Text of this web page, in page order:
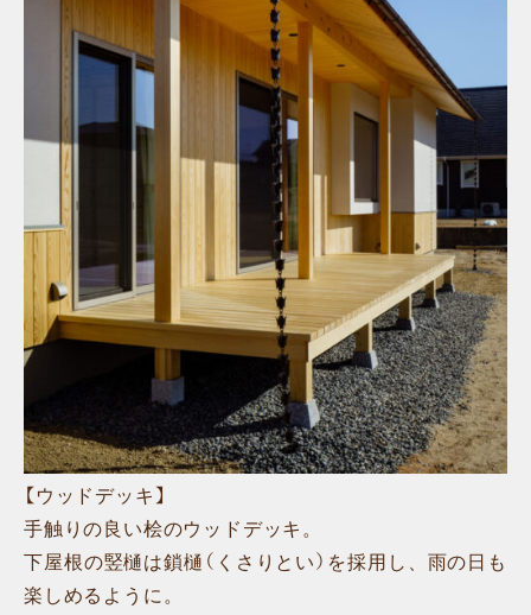
【ウッドデッキ】
手触りの良い桧のウッドデッキ。
下屋根の竪樋は鎖樋（くさりとい）を採用し、雨の日も
楽しめるように。